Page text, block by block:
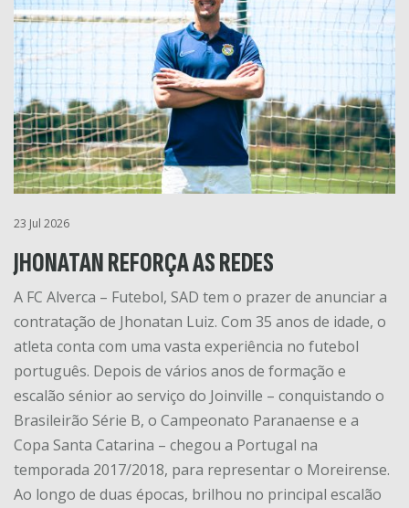
23 Jul 2026
JHONATAN REFORÇA AS REDES
A FC Alverca – Futebol, SAD tem o prazer de anunciar a
contratação de Jhonatan Luiz. Com 35 anos de idade, o
atleta conta com uma vasta experiência no futebol
português. Depois de vários anos de formação e
escalão sénior ao serviço do Joinville – conquistando o
Brasileirão Série B, o Campeonato Paranaense e a
Copa Santa Catarina – chegou a Portugal na
temporada 2017/2018, para representar o Moreirense.
Ao longo de duas épocas, brilhou no principal escalão